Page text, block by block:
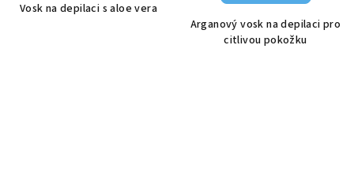
Vosk na depilaci s aloe vera
Arganový vosk na depilaci pro
citlivou pokožku